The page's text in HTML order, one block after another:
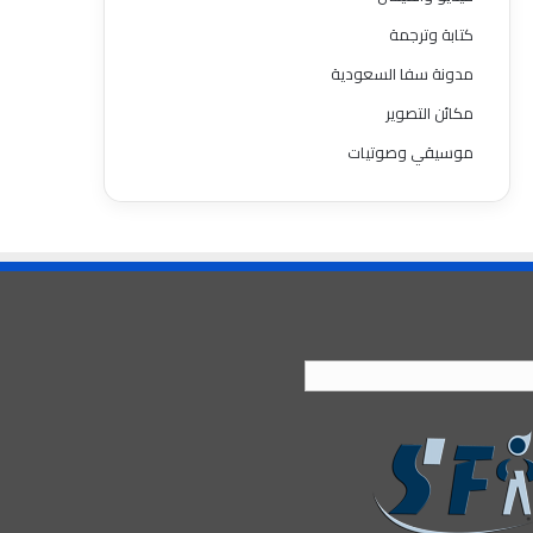
كتابة وترجمة
مدونة سفا السعودية
مكائن التصوير
موسيقي وصوتيات